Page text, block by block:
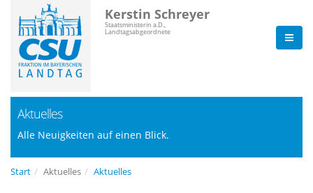
Kerstin Schreyer
Staatsministerin a.D.,
Landtagsabgeordnete
Aktuelles
Alle Neuigkeiten auf einen Blick.
Start Aktuelles Aktuelles